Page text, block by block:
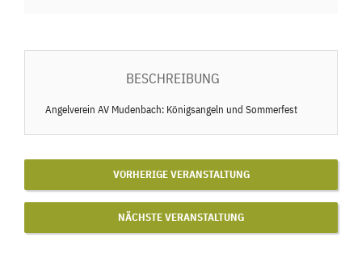
BESCHREIBUNG
Angelverein AV Mudenbach: Königsangeln und Sommerfest
VORHERIGE VERANSTALTUNG
NÄCHSTE VERANSTALTUNG